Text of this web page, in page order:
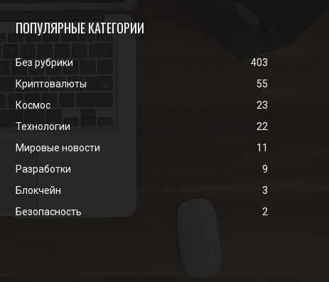
ПОПУЛЯРНЫЕ КАТЕГОРИИ
Без рубрики
403
Криптовалюты
55
Космос
23
Технологии
22
Мировые новости
11
Разработки
9
Блокчейн
3
Безопасность
2